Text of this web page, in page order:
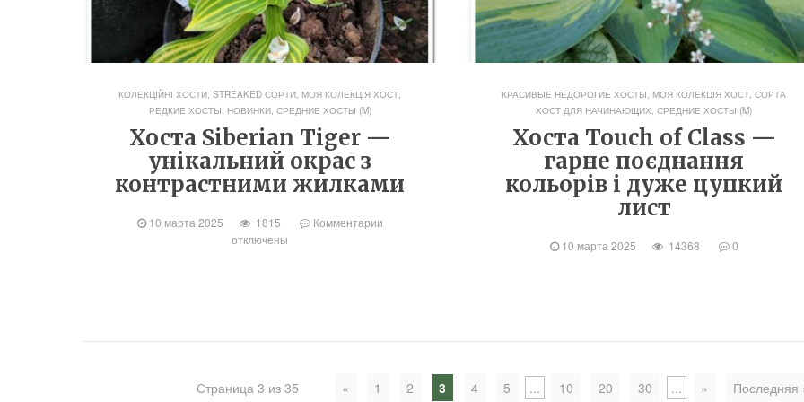
КОЛЕКЦІЙНІ ХОСТИ, STREAKED СОРТИ, МОЯ КОЛЕКЦІЯ ХОСТ,
РЕДКИЕ ХОСТЫ, НОВИНКИ, СРЕДНИЕ ХОСТЫ (M)
Хоста Siberian Tiger —
унікальний окрас з
контрастними жилками
10 марта 2025 1815
Комментарии
отключены
КРАСИВЫЕ НЕДОРОГИЕ ХОСТЫ, МОЯ КОЛЕКЦІЯ ХОСТ,СОРТА
ХОСТ ДЛЯ НАЧИНАЮЩИХ,СРЕДНИЕ ХОСТЫ (M)
Хоста Touch of Class —
гарне поєднання
кольорів і дуже цупкий
лист
10 марта 2025 14368 0
Страница 3 из 35 « 1 2 3 4 5 ... 10 20 30 ... » Последняя